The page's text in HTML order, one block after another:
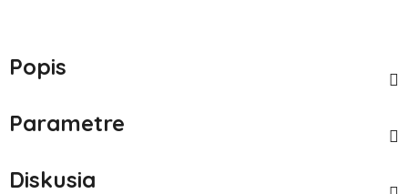
Popis
Parametre
Diskusia